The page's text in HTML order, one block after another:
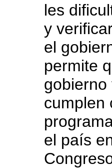
les
y
el
permite
gobierno
cumplen
el país